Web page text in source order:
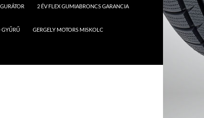
2 ÉV FLEX GUMIABRONCS GARANCIA
GYŰRŰ GERGELY MOTORS MISKOLC